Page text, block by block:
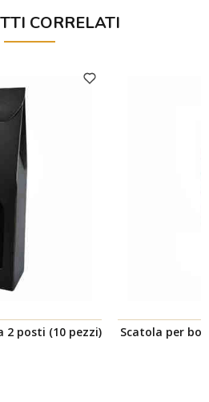
CORRELATI
posti (10 pezzi) Scatola per